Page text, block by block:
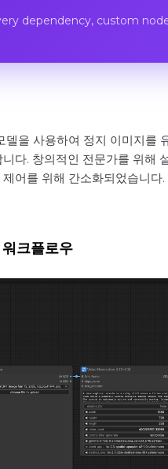
dependency, custom
을 사용하여 정지 이미지
다. 창의적인 전문가를 위
어를 위해 간소화되었습니
크플로우